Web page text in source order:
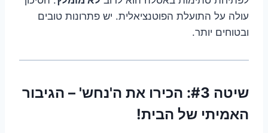
עולה על התועלת הפוטנציאלית. יש פתרונות טובים
ובטוחים יותר.
שיטה #3: הכירו את ה'נחש' – הגיבור
האמיתי של הבית!